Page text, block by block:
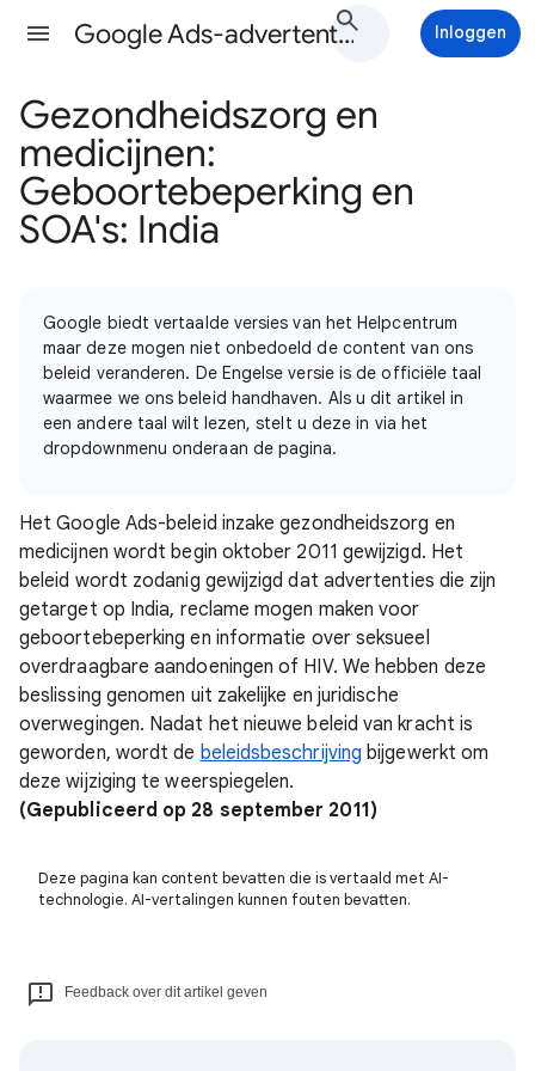
Google Ads-advertentiebeleid Help Inloggen
Gezondheidszorg en
medicijnen:
Geboortebeperking en
SOA's: India
Google biedt vertaalde versies van het Helpcentrum
maar deze mogen niet onbedoeld de content van ons
beleid veranderen. De Engelse versie is de officiële taal
waarmee we ons beleid handhaven. Als u dit artikel in
een andere taal wilt lezen, stelt u deze in via het
dropdownmenu onderaan de pagina.
Het Google Ads-beleid inzake gezondheidszorg en
medicijnen wordt begin oktober 2011 gewijzigd. Het
beleid wordt zodanig gewijzigd dat advertenties die zijn
getarget op India, reclame mogen maken voor
geboortebeperking en informatie over seksueel
overdraagbare aandoeningen of HIV. We hebben deze
beslissing genomen uit zakelijke en juridische
overwegingen. Nadat het nieuwe beleid van kracht is
geworden, wordt de beleidsbeschrijving bijgewerkt om
deze wijziging te weerspiegelen.
(Gepubliceerd op 28 september 2011)
Deze pagina kan content bevatten die is vertaald met AI-
technologie. AI-vertalingen kunnen fouten bevatten.
Feedback over dit artikel geven